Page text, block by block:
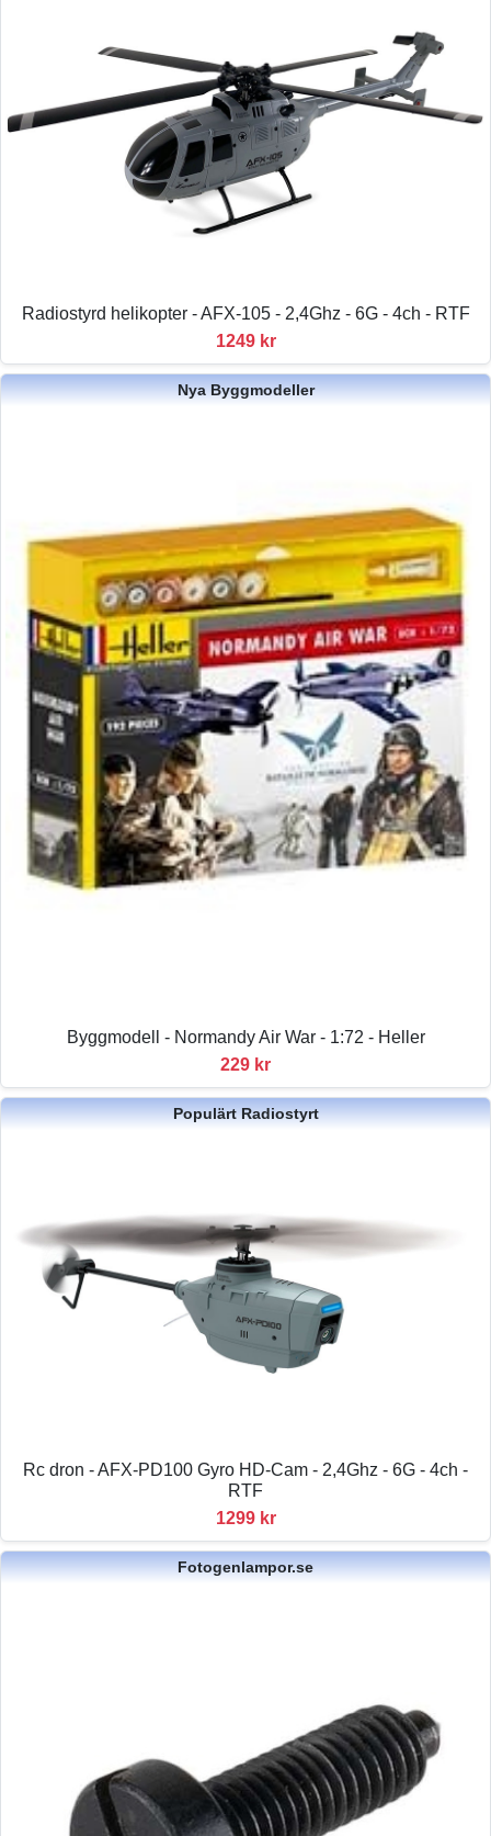
Radiostyrd helikopter - AFX-105 - 2,4Ghz - 6G - 4ch - RTF
1249 kr
Nya Byggmodeller
Byggmodell - Normandy Air War - 1:72 - Heller
229 kr
Populärt Radiostyrt
Rc dron - AFX-PD100 Gyro HD-Cam - 2,4Ghz - 6G - 4ch -
RTF
1299 kr
Fotogenlampor.se